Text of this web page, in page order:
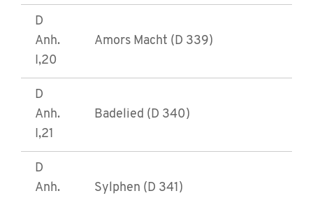
D
Anh.
I,20
Amors Macht (D 339)
D
Anh.
I,21
Badelied (D 340)
D
Anh.
Sylphen (D 341)